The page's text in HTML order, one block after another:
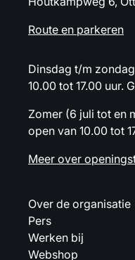
Route en parkeren
Dinsdag t/m
10.00 tot 17.00 uur.
Zomer (6 juli tot en
open van 10.00 tot
Meer over
Over de organisatie
Pers
Werken bij
Webshop